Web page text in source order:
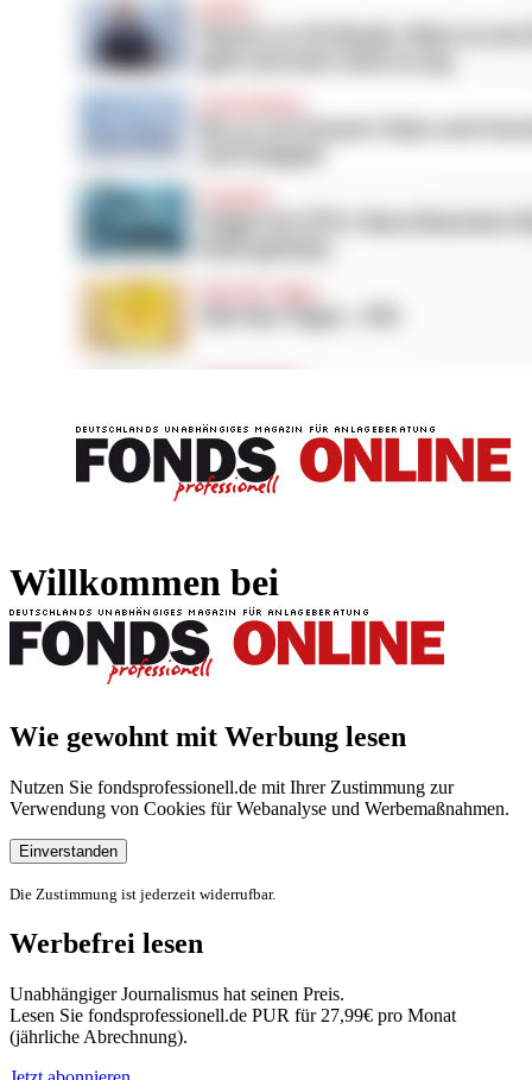
Willkommen bei
Wie gewohnt mit Werbung lesen
Nutzen Sie fondsprofessionell.de mit Ihrer Zustimmung zur
Verwendung von Cookies für Webanalyse und Werbemaßnahmen.
Einverstanden
Die Zustimmung ist jederzeit widerrufbar.
Werbefrei lesen
Unabhängiger Journalismus hat seinen Preis.
Lesen Sie fondsprofessionell.de PUR für 27,99€ pro Monat
(jährliche Abrechnung).